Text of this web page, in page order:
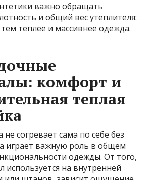
важно обращать
и общий вес утеплителя:
теплее и массивнее одежда.
комфорт и
теплая
не согревает сама по себе без
играет важную роль в общем
одежды. От того,
используется на внутренней